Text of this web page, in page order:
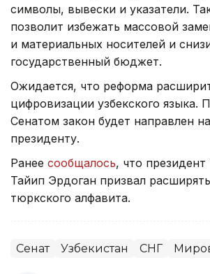
символы, вывески и указатели.
позволит избежать массовой
и материальных носителей и
государственный бюджет.
Ожидается, что реформа
цифровизации узбекского языка.
Сенатом закон будет направлен
президенту.
Ранее сообщалось, что
Тайип Эрдоган призвал
тюркского алфавита.
Сенат Узбекистан СНГ